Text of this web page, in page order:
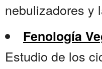
nebulizadores y
Fenología
Estudio de los